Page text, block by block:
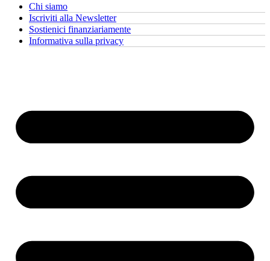
Chi siamo
Iscriviti alla Newsletter
Sostienici finanziariamente
Informativa sulla privacy